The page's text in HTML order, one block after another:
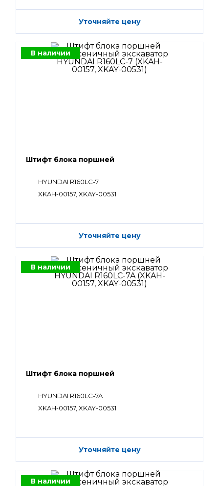
Уточняйте цену
В наличии
Штифт блока поршней
HYUNDAI R160LC-7
XKAH-00157, XKAY-00531
Уточняйте цену
В наличии
Штифт блока поршней
HYUNDAI R160LC-7A
XKAH-00157, XKAY-00531
Уточняйте цену
В наличии